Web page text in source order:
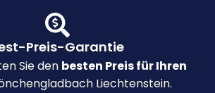
Preis-Garantie
Sie den besten Preis für Ihren
Liechtenstein.